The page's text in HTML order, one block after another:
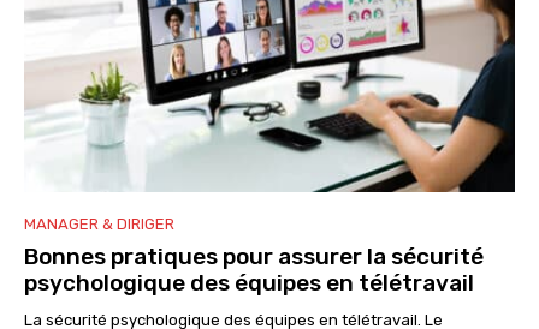
MANAGER & DIRIGER
Bonnes pratiques pour assurer la sécurité
psychologique des équipes en télétravail
La sécurité psychologique des équipes en télétravail. Le